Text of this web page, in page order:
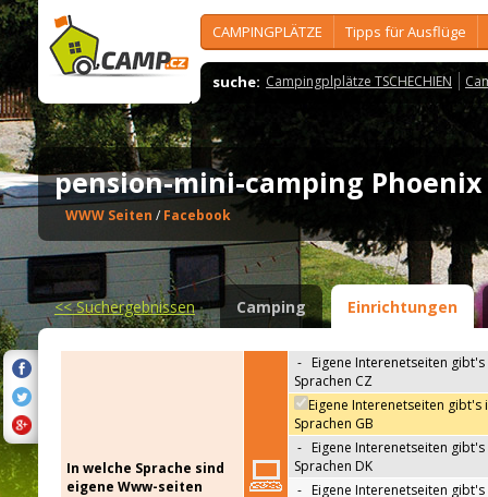
CAMPINGPLÄTZE Tipps für Ausflüge
suche: Campingplplätze TSCHECHIEN
pension-mini-camping
WWW Seiten / Facebook
<<Suchergebnissen Camping Einrichtungen
In welche Sprache sind
eigene Www-seiten
- Eigene Interenetseiten gibt's
Sprachen CZ
Eigene Interenetseiten gibt's
Sprachen GB
- Eigene Interenetseiten gibt's
Sprachen DK
- Eigene Interenetseiten gibt's